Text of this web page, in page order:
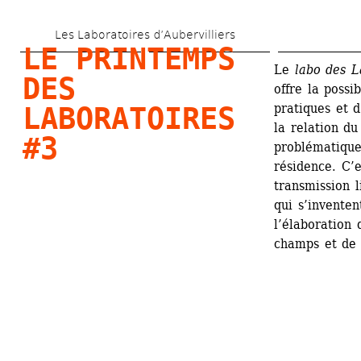
au
contenu
Les Laboratoires d’Aubervilliers
LE PRINTEMPS
DES
LABORATOIRES
#3
Le labo des
offre la
pratiques et
la relation
résidence.
transmission
qui
l’élaboration
champs et